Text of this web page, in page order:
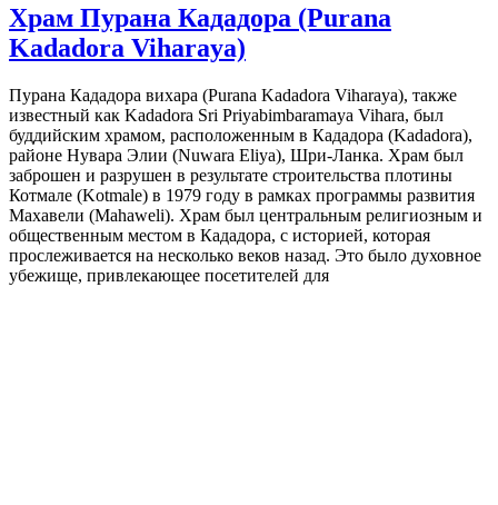
Храм Пурана Кададора (Purana
Kadadora Viharaya)
Пурана Кададора вихара (Purana Kadadora Viharaya), также
известный как Kadadora Sri Priyabimbaramaya Vihara, был
буддийским храмом, расположенным в Кададора (Kadadora),
районе Нувара Элии (Nuwara Eliya), Шри-Ланка. Храм был
заброшен и разрушен в результате строительства плотины
Котмале (Kotmale) в 1979 году в рамках программы развития
Махавели (Mahaweli). Храм был центральным религиозным и
общественным местом в Кададора, с историей, которая
прослеживается на несколько веков назад. Это было духовное
убежище, привлекающее посетителей для